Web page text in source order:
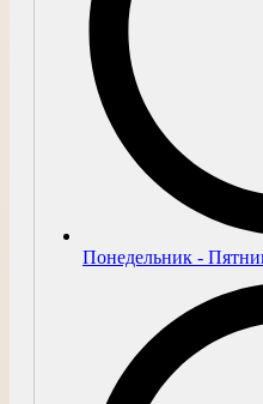
Понедельник -